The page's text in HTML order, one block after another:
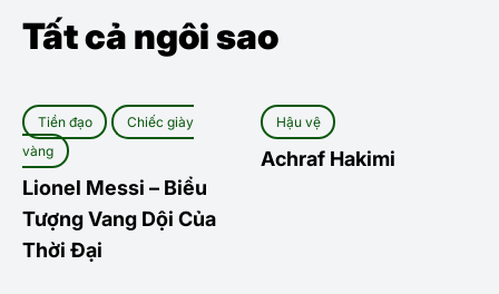
Tất cả ngôi sao
Tiền đạo
Chiếc giày
vàng
Lionel Messi – Biểu
Tượng Vang Dội Của
Thời Đại
Hậu vệ
Achraf Hakimi